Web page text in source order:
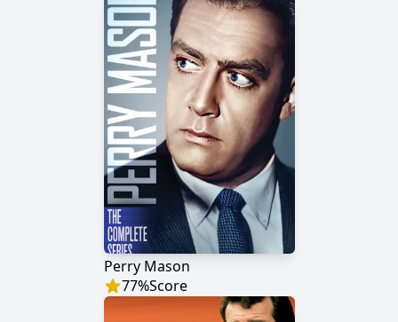
Perry Mason
77%Score